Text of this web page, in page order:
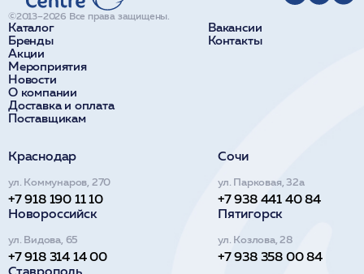
Каталог
Бренды
Акции
Мероприятия
Новости
О компании
Доставка и оплата
Поставщикам
Вакансии
Контакты
©2013–2026 Все права защищены.
Краснодар
ул. Коммунаров, 270
+7 918 190 11 10
Сочи
ул. Парковая, 32а
+7 938 441 40 84
Новороссийск
ул. Видова, 65
+7 918 314 14 00
Пятигорск
ул. Козлова, 28
+7 938 358 00 84